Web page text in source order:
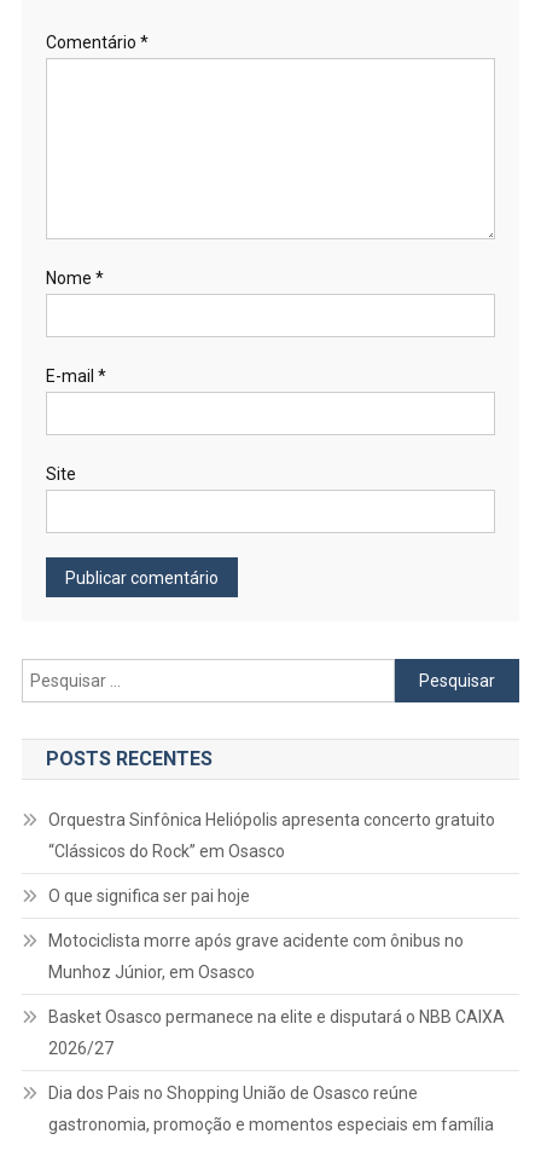
Comentário *
Nome *
E-mail *
Site
Pesquisar
por:
POSTS RECENTES
Orquestra Sinfônica Heliópolis apresenta concerto gratuito
“Clássicos do Rock” em Osasco
O que significa ser pai hoje
Motociclista morre após grave acidente com ônibus no
Munhoz Júnior, em Osasco
Basket Osasco permanece na elite e disputará o NBB CAIXA
2026/27
Dia dos Pais no Shopping União de Osasco reúne
gastronomia, promoção e momentos especiais em família